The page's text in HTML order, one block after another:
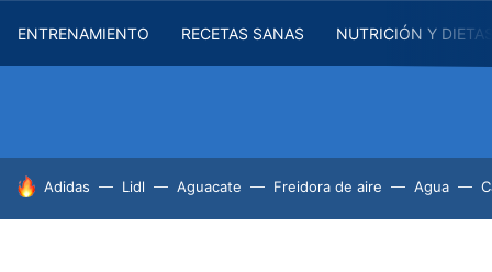
ENTRENAMIENTO RECETAS SANAS NUTRICIÓN Y
HOY SE HABLA DE
Adidas Lidl Aguacate Freidora de aire Agua